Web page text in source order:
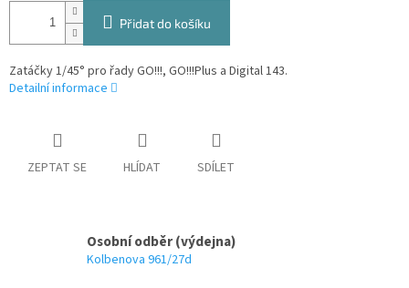
Přidat do košíku
Zatáčky 1/45° pro řady GO!!!, GO!!!Plus a Digital 143.
Detailní informace
ZEPTAT SE HLÍDAT SDÍLET
Osobní odběr (výdejna)
Kolbenova 961/27d